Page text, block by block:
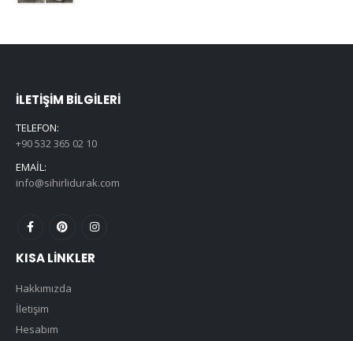
İLETIŞIM BILGILERI
TELEFON:
+90 532 365 02 10
EMAIL:
info@sihirlidurak.com
KISA LINKLER
Hakkımızda
İletişim
Hesabım